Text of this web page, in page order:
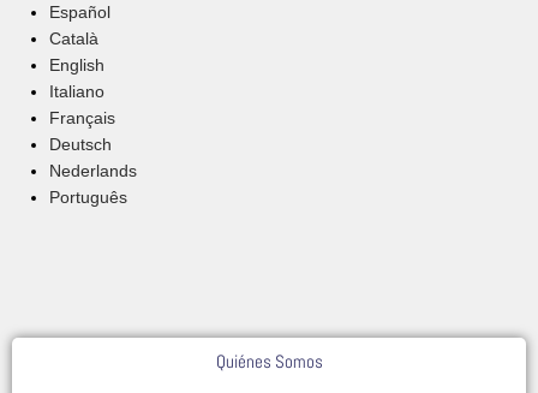
Español
Català
English
Italiano
Français
Deutsch
Nederlands
Português
Quiénes Somos